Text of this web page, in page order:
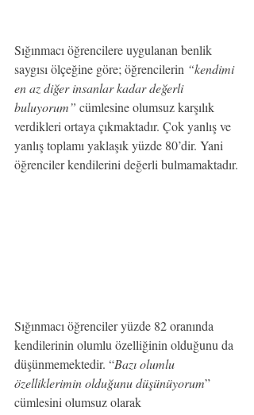
Sığınmacı öğrencilere uygulanan benlik
saygısı ölçeğine göre; öğrencilerin “kendimi
en az diğer insanlar kadar değerli
buluyorum” cümlesine olumsuz karşılık
verdikleri ortaya çıkmaktadır. Çok yanlış ve
yanlış toplamı yaklaşık yüzde 80’dir. Yani
öğrenciler kendilerini değerli bulmamaktadır.
Sığınmacı öğrenciler yüzde 82 oranında
kendilerinin olumlu özelliğinin olduğunu da
düşünmemektedir. “Bazı olumlu
özelliklerimin olduğunu düşünüyorum”
cümlesini olumsuz olarak